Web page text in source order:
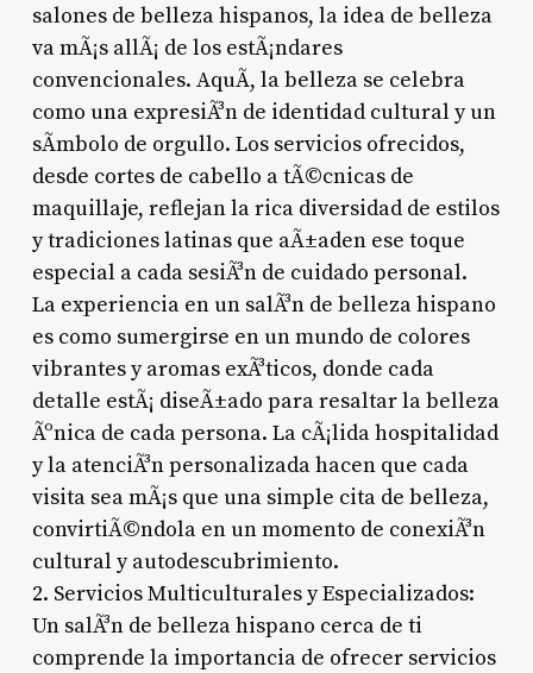
salones de belleza hispanos, la idea de belleza
va mÃ¡s allÃ¡ de los estÃ¡ndares
convencionales. AquÃ­, la belleza se celebra
como una expresiÃ³n de identidad cultural y un
sÃ­mbolo de orgullo. Los servicios ofrecidos,
desde cortes de cabello a tÃ©cnicas de
maquillaje, reflejan la rica diversidad de estilos
y tradiciones latinas que aÃ±aden ese toque
especial a cada sesiÃ³n de cuidado personal.
La experiencia en un salÃ³n de belleza hispano
es como sumergirse en un mundo de colores
vibrantes y aromas exÃ³ticos, donde cada
detalle estÃ¡ diseÃ±ado para resaltar la belleza
Ãºnica de cada persona. La cÃ¡lida hospitalidad
y la atenciÃ³n personalizada hacen que cada
visita sea mÃ¡s que una simple cita de belleza,
convirtiÃ©ndola en un momento de conexiÃ³n
cultural y autodescubrimiento.
2. Servicios Multiculturales y Especializados:
Un salÃ³n de belleza hispano cerca de ti
comprende la importancia de ofrecer servicios